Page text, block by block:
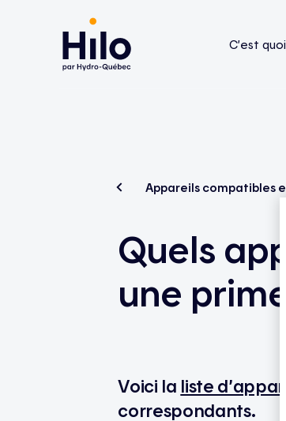
C’est
Aide — Économies et tarifs
Appareils compatibles
Quels
une
Voici la liste
correspondants.